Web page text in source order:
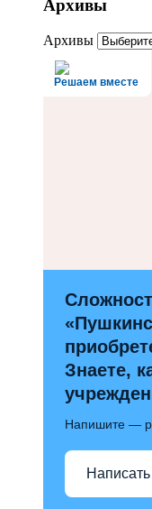
Архивы
Архивы
Решаем вместе
Знаете,
Напишите —
Написать